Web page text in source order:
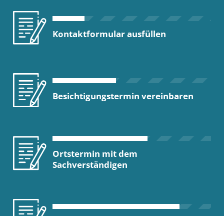
Kontaktformular ausfüllen
Besichtigungstermin vereinbaren
Ortstermin mit dem
Sachverständigen